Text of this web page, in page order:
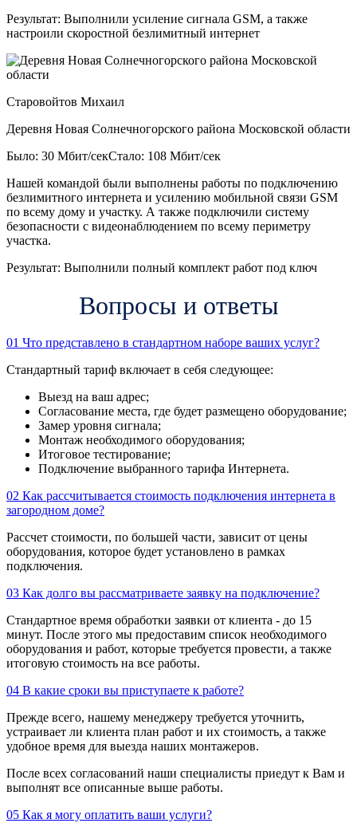
Результат: Выполнили усиление сигнала GSM, а также
настроили скоростной безлимитный интернет
Старовойтов Михаил
Деревня Новая Солнечногорского района Московской области
Было: 30 Мбит/секСтало: 108 Мбит/сек
Нашей командой были выполнены работы по подключению
безлимитного интернета и усилению мобильной связи GSM
по всему дому и участку. А также подключили систему
безопасности с видеонаблюдением по всему периметру
участка.
Результат: Выполнили полный комплект работ под ключ
Вопросы и ответы
01 Что представлено в стандартном наборе ваших услуг?
Стандартный тариф включает в себя следующее:
Выезд на ваш адрес;
Согласование места, где будет размещено оборудование;
Замер уровня сигнала;
Монтаж необходимого оборудования;
Итоговое тестирование;
Подключение выбранного тарифа Интернета.
02 Как рассчитывается стоимость подключения интернета в
загородном доме?
Рассчет стоимости, по большей части, зависит от цены
оборудования, которое будет установлено в рамках
подключения.
03 Как долго вы рассматриваете заявку на подключение?
Стандартное время обработки заявки от клиента - до 15
минут. После этого мы предоставим список необходимого
оборудования и работ, которые требуется провести, а также
итоговую стоимость на все работы.
04 В какие сроки вы приступаете к работе?
Прежде всего, нашему менеджеру требуется уточнить,
устраивает ли клиента план работ и их стоимость, а также
удобное время для выезда наших монтажеров.
После всех согласований наши специалисты приедут к Вам и
выполнят все описанные выше работы.
05 Как я могу оплатить ваши услуги?